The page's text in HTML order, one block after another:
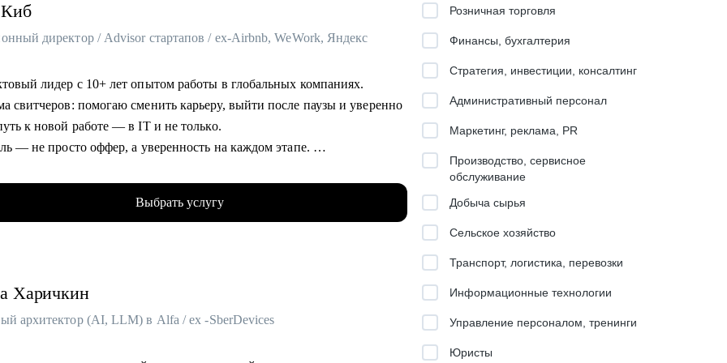
Киб
директор / Advisor стартапов / ex-Airbnb, WeWork, Яндекс
лидер с 10+ лет опытом работы в глобальных компаниях.
свитчеров: помогаю сменить карьеру, выйти после паузы и уверенно
к новой работе — в IT и не только.
— не просто оффер, а уверенность на каждом этапе.
в классные компании в России и мире;
конверсии из резюме в собеседование в 70 раз;
резюме, который проходит ATS и цепляет рекрутеров.
Выбрать услугу
Харичкин
архитектор (AI, LLM) в Alfa / ex -SberDevices
Розничная торговля
Финансы, бухгалтерия
Стратегия, инвестиции, консалтинг
Административный персонал
Маркетинг, реклама, PR
Производство, сервисное
обслуживание
Добыча сырья
Сельское хозяйство
Транспорт, логистика, перевозки
Информационные технологии
Управление персоналом, тренинги
Юристы